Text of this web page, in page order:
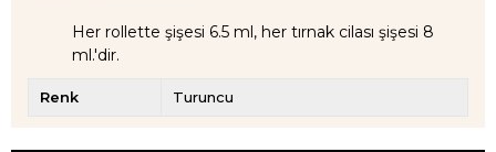
Her rollette şişesi 6.5 ml, her tırnak cilası şişesi 8
ml.'dir.
Renk Turuncu